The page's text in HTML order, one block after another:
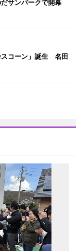
だサンパークで開幕
スコーン」誕生 名田